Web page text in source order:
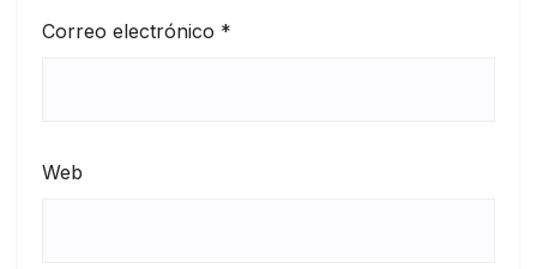
Correo electrónico *
Web